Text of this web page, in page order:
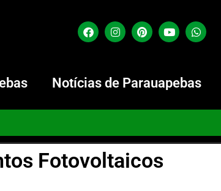
Notícias de Parauapebas
Fotovoltaicos